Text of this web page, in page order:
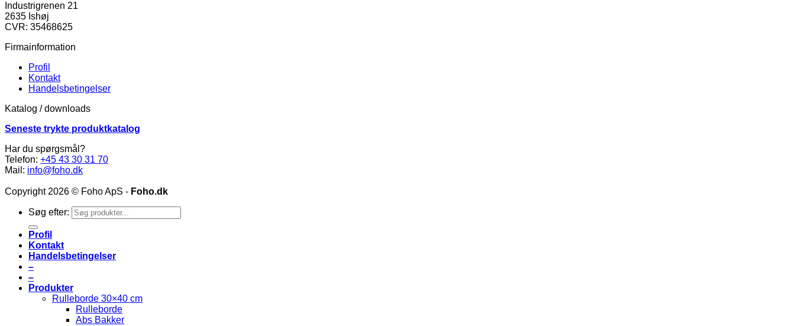
Industrigrenen 21
2635 Ishøj
CVR: 35468625
Firmainformation
Profil
Kontakt
Handelsbetingelser
Katalog / downloads
Seneste trykte produktkatalog
Har du spørgsmål?
Telefon: +45 43 30 31 70
Mail: info@foho.dk
Copyright 2026 © Foho ApS - Foho.dk
Søg efter:
Profil
Kontakt
Handelsbetingelser
–
–
Produkter
Rulleborde 30×40 cm
Rulleborde
Abs Bakker